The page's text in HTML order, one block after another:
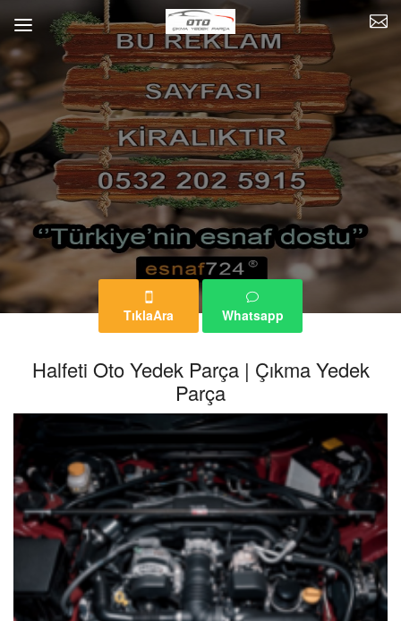
TıklaAra Whatsapp
Halfeti Oto Yedek Parça | Çıkma Yedek
Parça